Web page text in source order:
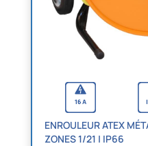
ENROULEUR ATEX
ZONES 1/21 | IP66